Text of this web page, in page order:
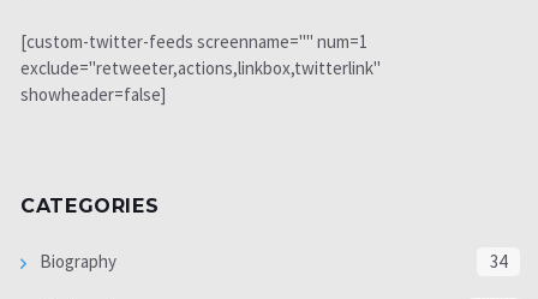
[custom-twitter-feeds screenname="" num=1
exclude="retweeter,actions,linkbox,twitterlink"
showheader=false]
CATEGORIES
Biography 34